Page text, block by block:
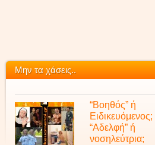
Μην τα χάσεις..
“Βοηθός” ή
Ειδικευόμενος;
“Αδελφή” ή
νοσηλεύτρια;